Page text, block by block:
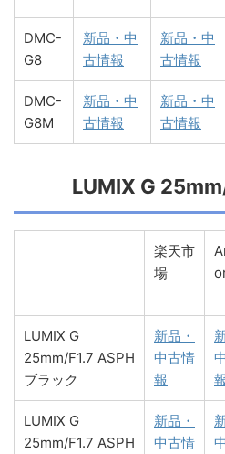
DMC-
G8
新品・中
古情報
新品・中
古情報
DMC-
G8M
新品・中
古情報
新品・中
古情報
LUMIX G
楽天市
場
LUMIX G
25mm/F1.7 ASPH
ブラック
新品・
中古情
報
LUMIX G
25mm/F1.7 ASPH
新品・
中古情